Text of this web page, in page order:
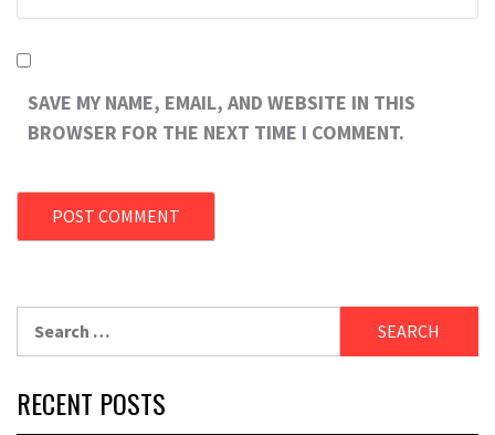
SAVE MY NAME, EMAIL, AND WEBSITE IN THIS
BROWSER FOR THE NEXT TIME I COMMENT.
for:
RECENT POSTS